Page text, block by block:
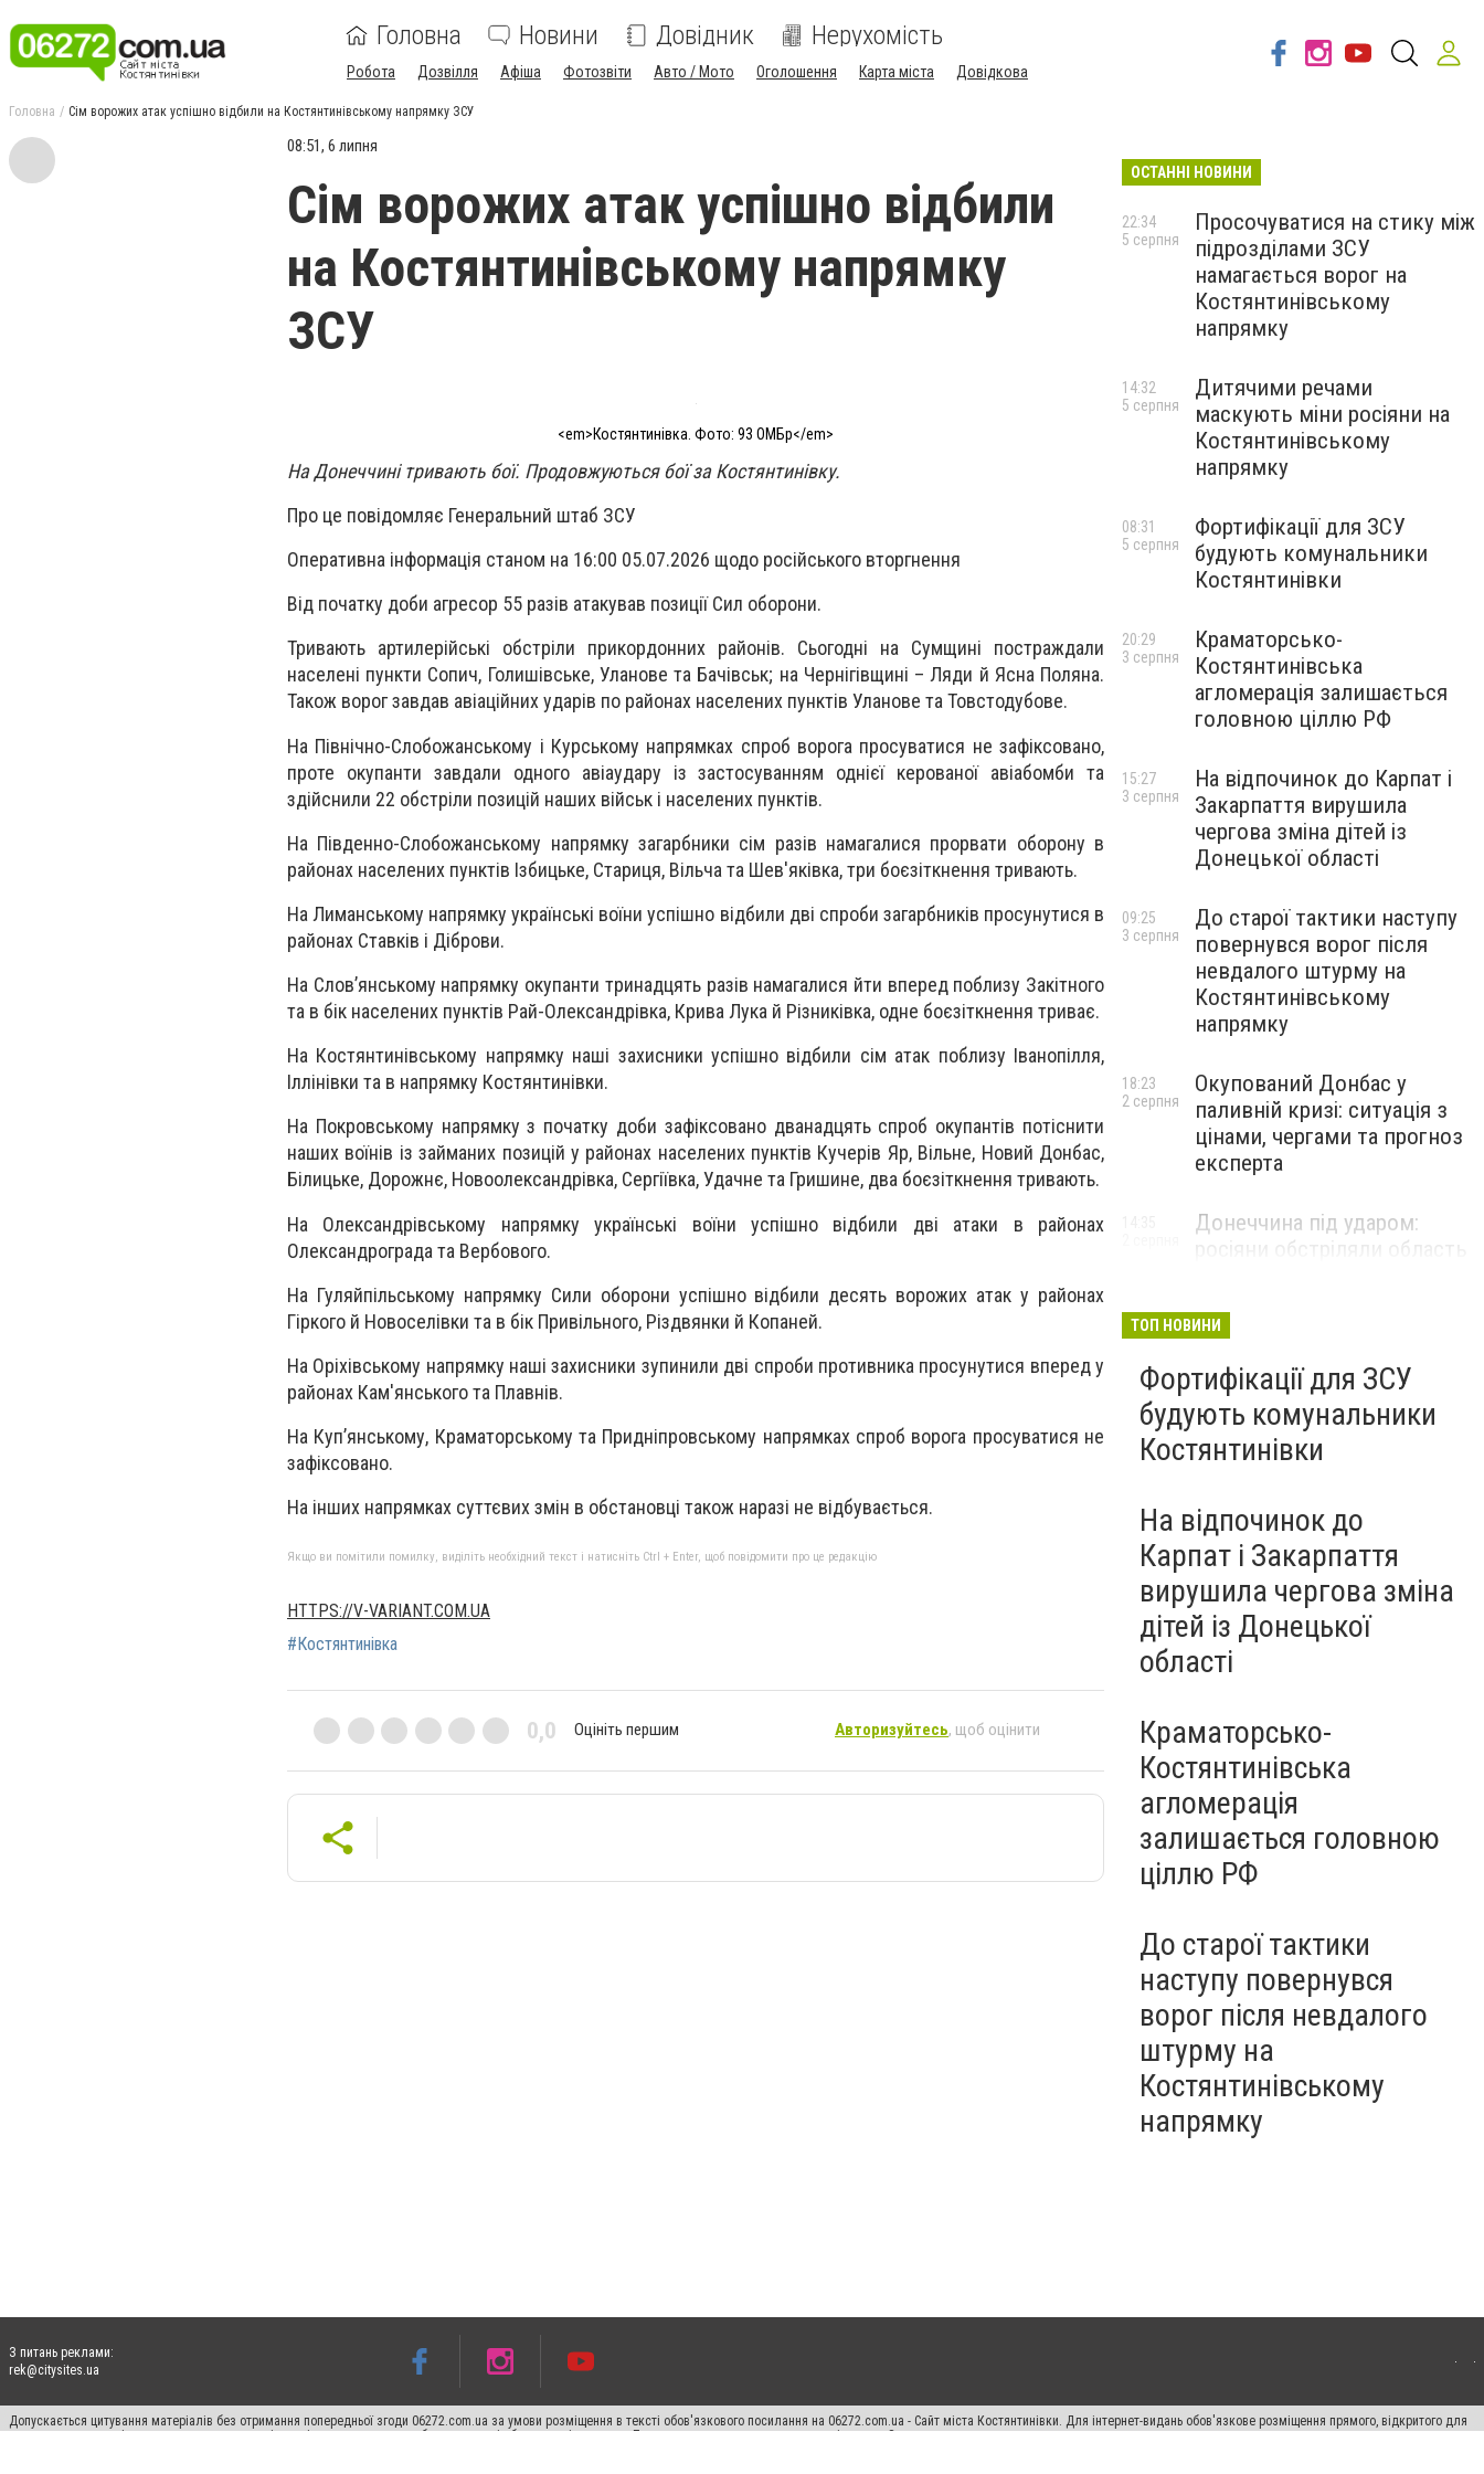
Головна Новини Довідник Нерухомість
Робота Дозвілля Афіша Фотозвіти Авто / Мото Оголошення Карта міста Довідкова
Головна Сім ворожих атак успішно відбили на Костянтинівському напрямку ЗСУ
08:51, 6 липня
Сім ворожих атак успішно відбили
на Костянтинівському напрямку
ЗСУ
<em>Костянтинівка. Фото: 93 ОМБр</em>
На Донеччині тривають бої. Продовжуються бої за Костянтинівку.
Про це повідомляє Генеральний штаб ЗСУ
Оперативна інформація станом на 16:00 05.07.2026 щодо російського вторгнення
Від початку доби агресор 55 разів атакував позиції Сил оборони.
Тривають артилерійські обстріли прикордонних районів. Сьогодні на Сумщині постраждали
населені пункти Сопич, Голишівське, Уланове та Бачівськ; на Чернігівщині – Ляди й Ясна Поляна.
Також ворог завдав авіаційних ударів по районах населених пунктів Уланове та Товстодубове.
На Північно-Слобожанському і Курському напрямках спроб ворога просуватися не зафіксовано,
проте окупанти завдали одного авіаудару із застосуванням однієї керованої авіабомби та
здійснили 22 обстріли позицій наших військ і населених пунктів.
На Південно-Слобожанському напрямку загарбники сім разів намагалися прорвати оборону в
районах населених пунктів Ізбицьке, Стариця, Вільча та Шев'яківка, три боєзіткнення тривають.
На Лиманському напрямку українські воїни успішно відбили дві спроби загарбників просунутися в
районах Ставків і Діброви.
На Слов’янському напрямку окупанти тринадцять разів намагалися йти вперед поблизу Закітного
та в бік населених пунктів Рай-Олександрівка, Крива Лука й Різниківка, одне боєзіткнення триває.
На Костянтинівському напрямку наші захисники успішно відбили сім атак поблизу Іванопілля,
Іллінівки та в напрямку Костянтинівки.
На Покровському напрямку з початку доби зафіксовано дванадцять спроб окупантів потіснити
наших воїнів із займаних позицій у районах населених пунктів Кучерів Яр, Вільне, Новий Донбас,
Білицьке, Дорожнє, Новоолександрівка, Сергіївка, Удачне та Гришине, два боєзіткнення тривають.
На Олександрівському напрямку українські воїни успішно відбили дві атаки в районах
Олександрограда та Вербового.
На Гуляйпільському напрямку Сили оборони успішно відбили десять ворожих атак у районах
Гіркого й Новоселівки та в бік Привільного, Різдвянки й Копаней.
На Оріхівському напрямку наші захисники зупинили дві спроби противника просунутися вперед у
районах Кам'янського та Плавнів.
На Куп’янському, Краматорському та Придніпровському напрямках спроб ворога просуватися не
зафіксовано.
На інших напрямках суттєвих змін в обстановці також наразі не відбувається.
Якщо ви помітили помилку, виділіть необхідний текст і натисніть Ctrl + Enter, щоб повідомити про це редакцію
HTTPS://V-VARIANT.COM.UA
#Костянтинівка
0,0 Оцініть першим Авторизуйтесь, щоб оцінити
ОСТАННІ НОВИНИ
Просочуватися на стику між
підрозділами ЗСУ
намагається ворог на
Костянтинівському
напрямку
22:34
5 серпня
Дитячими речами
маскують міни росіяни на
Костянтинівському
напрямку
14:32
5 серпня
Фортифікації для ЗСУ
будують комунальники
Костянтинівки
08:31
5 серпня
Краматорсько-
Костянтинівська
агломерація залишається
головною ціллю РФ
20:29
3 серпня
На відпочинок до Карпат і
Закарпаття вирушила
чергова зміна дітей із
Донецької області
15:27
3 серпня
До старої тактики наступу
повернувся ворог після
невдалого штурму на
Костянтинівському
напрямку
09:25
3 серпня
Окупований Донбас у
паливній кризі: ситуація з
цінами, чергами та прогноз
експерта
18:23
2 серпня
Донеччина під ударом:
росіяни обстріляли область
ТОП НОВИНИ
Фортифікації для ЗСУ
будують комунальники
Костянтинівки
На відпочинок до
Карпат і Закарпаття
вирушила чергова зміна
дітей із Донецької
області
Краматорсько-
Костянтинівська
агломерація
залишається головною
ціллю РФ
До старої тактики
наступу повернувся
ворог після невдалого
штурму на
Костянтинівському
напрямку
З питань реклами:
rek@citysites.ua
Допускається цитування матеріалів без отримання попередньої згоди 06272.com.ua за умови розміщення в тексті обов'язкового посилання на 06272.com.ua - Сайт міста Костянтинівки. Для інтернет-видань обов'язкове розміщення прямого, відкритого для
пошукових систем гіперпосилання на цитовані статті не нижче другого абзацу в тексті або в якості джерела. Порушення виняткових прав переслідується Законом.